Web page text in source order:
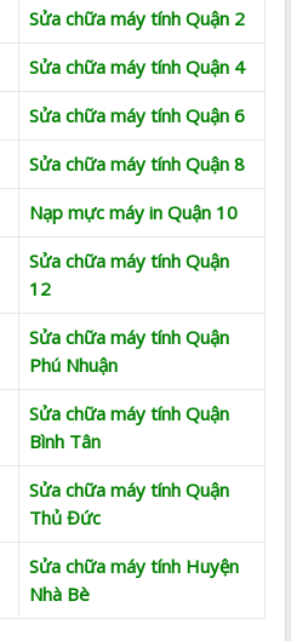
Sửa chữa máy tính Quận 2
Sửa chữa máy tính Quận 4
Sửa chữa máy tính Quận 6
Sửa chữa máy tính Quận 8
Nạp mực máy in Quận 10
Sửa chữa máy tính Quận
12
Sửa chữa máy tính Quận
Phú Nhuận
Sửa chữa máy tính Quận
Bình Tân
Sửa chữa máy tính Quận
Thủ Đức
Sửa chữa máy tính Huyện
Nhà Bè